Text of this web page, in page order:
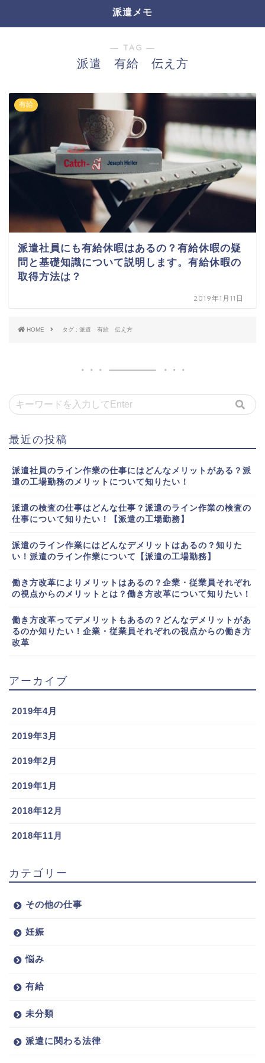
派遣メモ
― TAG ―
派遣 有給 伝え方
有給
派遣社員にも有給休暇はあるの？有給休暇の疑
問と基礎知識について説明します。有給休暇の
取得方法は？
2019年1月11日
HOME タグ : 派遣 有給 伝え方
最近の投稿
派遣社員のライン作業の仕事にはどんなメリットがある？派
遣の工場勤務のメリットについて知りたい！
派遣の検査の仕事はどんな仕事？派遣のライン作業の検査の
仕事について知りたい！【派遣の工場勤務】
派遣のライン作業にはどんなデメリットはあるの？知りた
い！派遣のライン作業について【派遣の工場勤務】
働き方改革によりメリットはあるの？企業・従業員それぞれ
の視点からのメリットとは？働き方改革について知りたい！
働き方改革ってデメリットもあるの？どんなデメリットがあ
るのか知りたい！企業・従業員それぞれの視点からの働き方
改革
アーカイブ
2019年4月
2019年3月
2019年2月
2019年1月
2018年12月
2018年11月
カテゴリー
その他の仕事
妊娠
悩み
有給
未分類
派遣に関わる法律